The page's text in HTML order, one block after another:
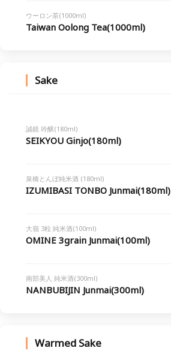
ウーロン茶(1000ml)
Taiwan Oolong Tea(1000ml)
Sake
誠鏡 吟醸(180ml)
SEIKYOU Ginjo(180ml)
泉橋とんぼ純米酒 (180ml)
IZUMIBASI TONBO Junmai(180ml)
大嶺 3粒 純米酒(100ml)
OMINE 3grain Junmai(100ml)
南部美人 純米酒(300ml)
NANBUBIJIN Junmai(300ml)
Warmed Sake